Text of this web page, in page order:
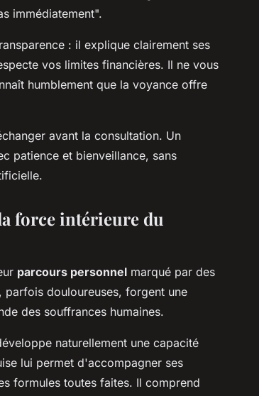
immédiatement".
: il explique clairement ses
vos limites financières. Il ne vous
humblement que la voyance offre
avant la consultation. Un
patience et bienveillance, sans
force intérieure du
parcours personnel marqué par des
douloureuses, forgent une
des souffrances humaines.
naturellement une capacité
lui permet d'accompagner ses
formules toutes faites. Il comprend